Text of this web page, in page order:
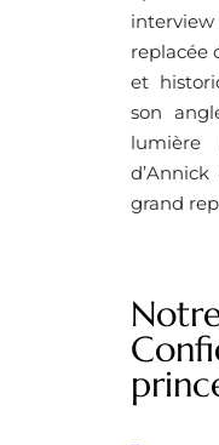
replacée
et
son
grand